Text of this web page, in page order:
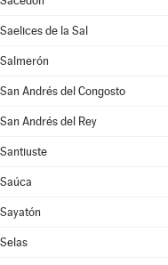
Saelices de la Sal
Salmerón
San Andrés del Congosto
San Andrés del Rey
Santiuste
Saúca
Sayatón
Selas